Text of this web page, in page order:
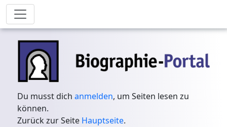
Du musst dichanmelden, um Seiten lesen zu
können.
Zurück zur Seite Hauptseite.